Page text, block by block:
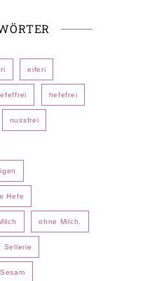
eiferi
hefefrei
nussfrei
Hefe
ohne Milch.
Sellerie